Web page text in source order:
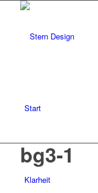
Start
Klarheit
bg3-1